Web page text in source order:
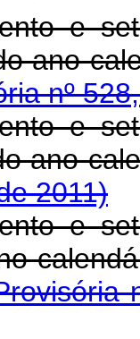
e
do
nº
e
do
2011)
e
o ano-